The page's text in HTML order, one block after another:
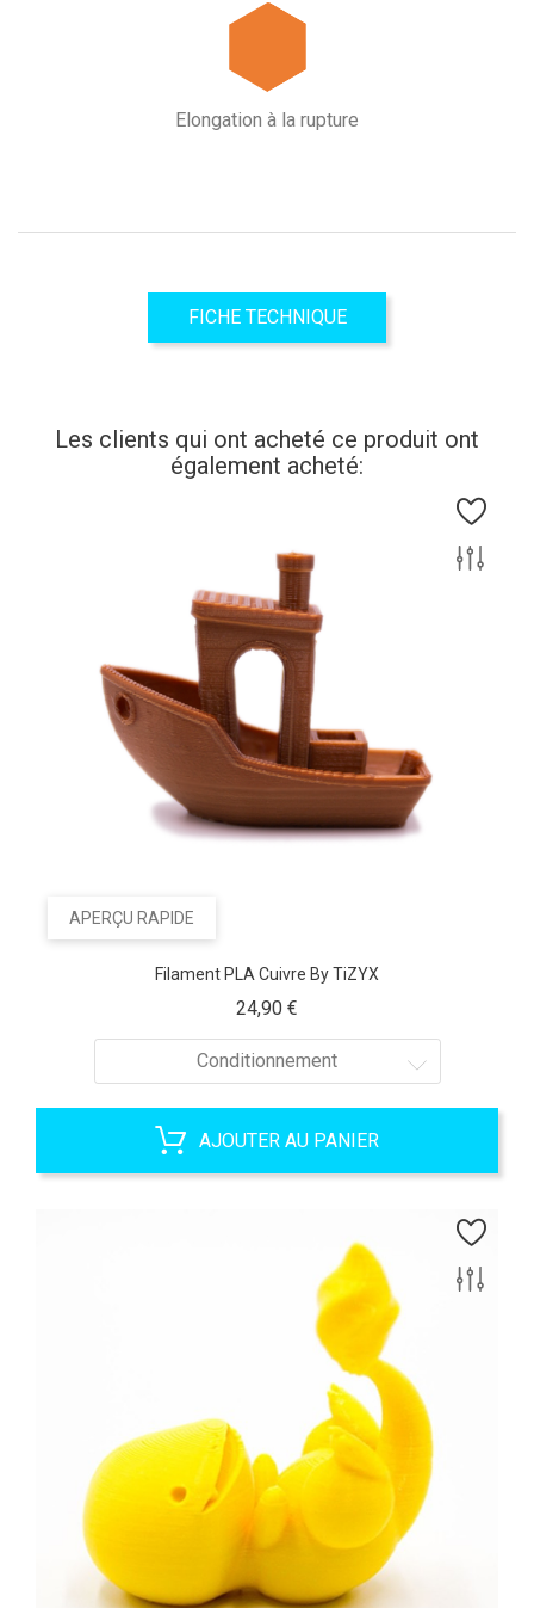
Elongation à la rupture
FICHE TECHNIQUE
Les clients qui ont acheté ce produit ont
également acheté:
APERÇU RAPIDE
Filament PLA Cuivre By TiZYX
24,90 €
Conditionnement
AJOUTER AU PANIER